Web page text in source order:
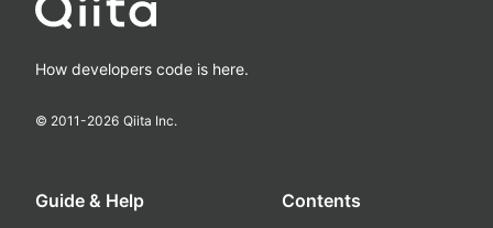
How developers code is here.
© 2011-2026 Qiita Inc.
Guide & Help Contents